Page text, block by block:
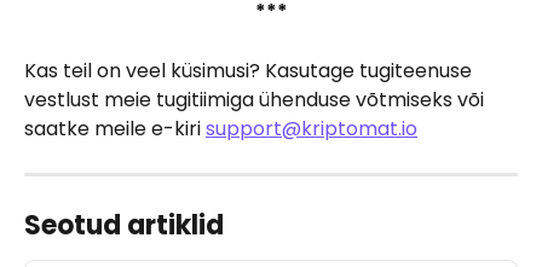
***
Kas teil on veel küsimusi? Kasutage tugiteenuse
vestlust meie tugitiimiga ühenduse võtmiseks või
saatke meile e-kiri support@kriptomat.io
Seotud artiklid